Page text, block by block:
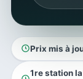
Prix mis à
1re station